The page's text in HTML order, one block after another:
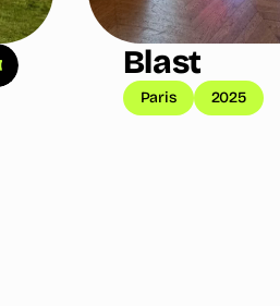
Blast
Paris 2025